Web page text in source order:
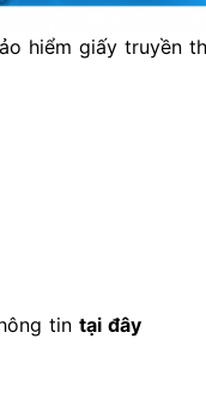
hiểm giấy truyền
tin tại đây